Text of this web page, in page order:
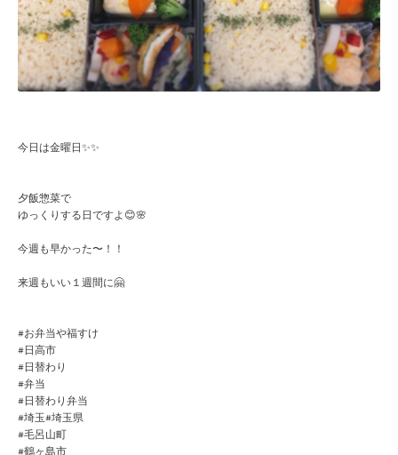
今日は金曜日✨✨
夕飯惣菜で
ゆっくりする日ですよ😊🌸
今週も早かった〜！！
来週もいい１週間に🤗
#お弁当や福すけ
#日高市
#日替わり
#弁当
#日替わり弁当
#埼玉#埼玉県
#毛呂山町
#鶴ヶ島市